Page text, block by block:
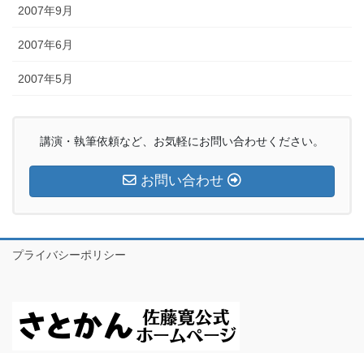
2007年9月
2007年6月
2007年5月
講演・執筆依頼など、お気軽にお問い合わせください。
お問い合わせ
プライバシーポリシー